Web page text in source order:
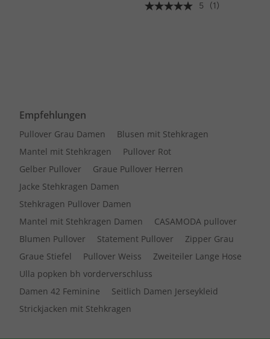
5
(1)
Empfehlungen
Pullover Grau Damen
Blusen mit Stehkragen
Mantel mit Stehkragen
Pullover Rot
Gelber Pullover
Graue Pullover Herren
Jacke Stehkragen Damen
Stehkragen Pullover Damen
Mantel mit Stehkragen Damen
CASAMODA pullover
Blumen Pullover
Statement Pullover
Zipper Grau
Graue Stiefel
Pullover Weiss
Zweiteiler Lange Hose
Ulla popken bh vorderverschluss
Damen 42 Feminine
Seitlich Damen Jerseykleid
Strickjacken mit Stehkragen